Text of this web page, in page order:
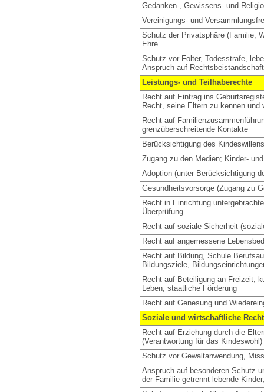
Gedanken-, Gewissens- und
Vereinigungs- und
Schutz der Privatsphäre (Familie,
Ehre
Schutz vor Folter, Todesstrafe,
Anspruch auf Rechtsbeistandschaft
Leistungs- und Teilhaberechte
Recht auf Eintrag ins
Recht, seine Eltern zu kennen und
Recht auf
grenzüberschreitende Kontakte
Berücksichtigung des
Zugang zu den Medien; Kinder-
Adoption (unter Berücksichtigung
Gesundheitsvorsorge (Zugang zu
Recht in Einrichtung
Überprüfung
Recht auf soziale Sicherheit
Recht auf angemessene
Recht auf Bildung, Schule
Bildungsziele,
Recht auf Beteiligung an Freizeit,
Leben; staatliche Förderung
Recht auf Genesung und
Soziale und wirtschaftliche
Recht auf Erziehung durch die
(Verantwortung für das Kindeswohl)
Schutz vor Gewaltanwendung,
Anspruch auf besonderen Schutz
der Familie getrennt lebende